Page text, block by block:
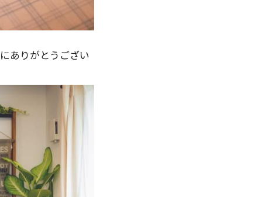
ありがとうござい